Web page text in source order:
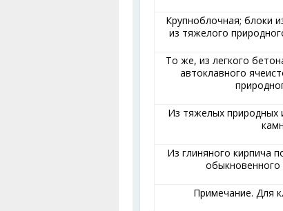
Крупноблочная; блоки
из тяжелого
То же, из легкого
автоклавного
Из тяжелых природных
Из глиняного кирпича
обыкновенного
Примечание. Для